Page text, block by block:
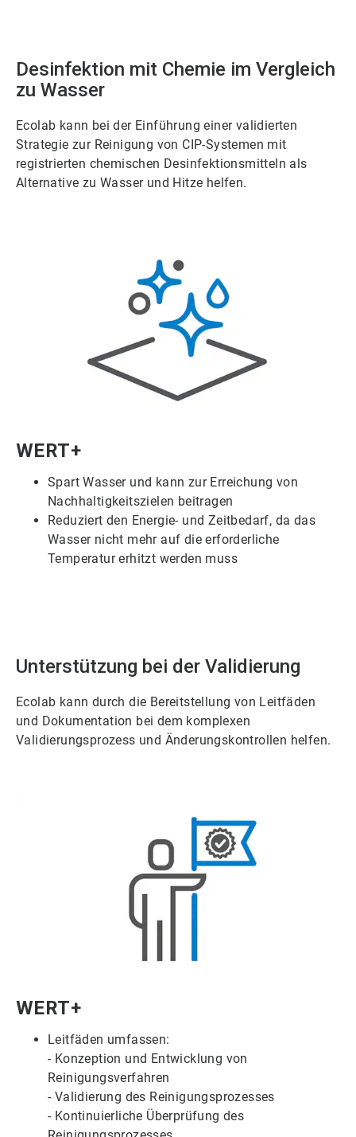
ArticleTile
Desinfektion mit Chemie im Vergleich
zu Wasser
Ecolab kann bei der Einführung einer validierten
Strategie zur Reinigung von CIP-Systemen mit
registrierten chemischen Desinfektionsmitteln als
Alternative zu Wasser und Hitze helfen.
WERT+
Spart Wasser und kann zur Erreichung von
Nachhaltigkeitszielen beitragen
Reduziert den Energie- und Zeitbedarf, da das
Wasser nicht mehr auf die erforderliche
Temperatur erhitzt werden muss
ArticleTile
Unterstützung bei der Validierung
Ecolab kann durch die Bereitstellung von Leitfäden
und Dokumentation bei dem komplexen
Validierungsprozess und Änderungskontrollen helfen.
WERT+
Leitfäden umfassen:
- Konzeption und Entwicklung von
Reinigungsverfahren
- Validierung des Reinigungsprozesses
- Kontinuierliche Überprüfung des